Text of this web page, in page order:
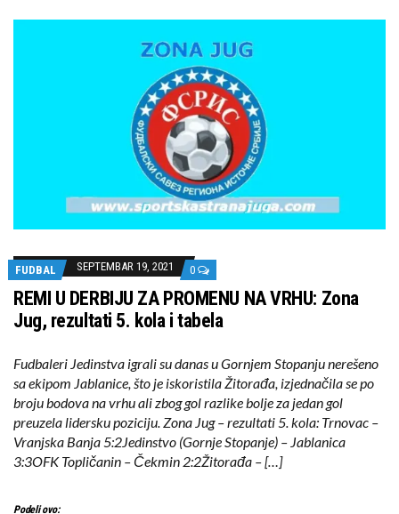
FUDBAL SEPTEMBAR 19, 2021 0
REMI U DERBIJU ZA PROMENU NA VRHU: Zona
Jug, rezultati 5. kola i tabela
Fudbaleri Jedinstva igrali su danas u Gornjem Stopanju nerešeno
sa ekipom Jablanice, što je iskoristila Žitorađa, izjednačila se po
broju bodova na vrhu ali zbog gol razlike bolje za jedan gol
preuzela lidersku poziciju. Zona Jug – rezultati 5. kola: Trnovac –
Vranjska Banja 5:2Jedinstvo (Gornje Stopanje) – Jablanica
3:3OFK Topličanin – Čekmin 2:2Žitorađa – […]
Podeli ovo: